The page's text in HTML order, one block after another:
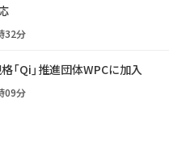
32分
「Qi」推進団体WPCに加入
09分